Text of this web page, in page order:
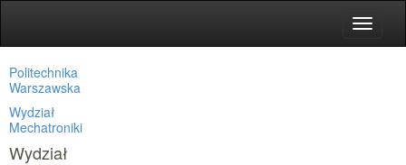
Toggle
Politechnika
Warszawska
Wydział
Mechatroniki
Wydział